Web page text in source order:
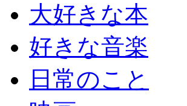
大好きな本
好きな音楽
日常のこと